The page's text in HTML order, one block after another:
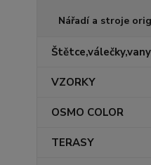
Nářadí a stroje
VZORKY
OSMO COLOR
TERASY